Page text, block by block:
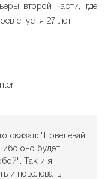
второй части, где
спустя 27 лет.
сказал: "Повелевай
ибо оно будет
Так и я
и повелевать